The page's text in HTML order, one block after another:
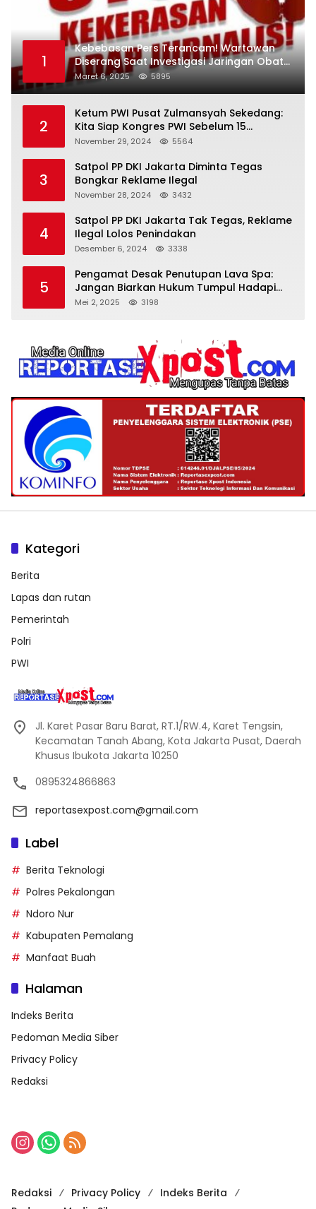
1
Kebebasan Pers Terancam! Wartawan
Diserang Saat Investigasi Jaringan Obat
Terlarang
Maret 6, 2025 5895
2
Ketum PWI Pusat Zulmansyah Sekedang:
Kita Siap Kongres PWI Sebelum 15
Desember 2024
November 29, 2024 5564
3
Satpol PP DKI Jakarta Diminta Tegas
Bongkar Reklame Ilegal
November 28, 2024 3432
4
Satpol PP DKI Jakarta Tak Tegas, Reklame
Ilegal Lolos Penindakan
Desember 6, 2024 3338
5
Pengamat Desak Penutupan Lava Spa:
Jangan Biarkan Hukum Tumpul Hadapi
‘Spa Berkedok
Mei 2, 2025 3198
Kategori
Berita
Lapas dan rutan
Pemerintah
Polri
PWI
Jl. Karet Pasar Baru Barat, RT.1/RW.4, Karet Tengsin,
Kecamatan Tanah Abang, Kota Jakarta Pusat, Daerah
Khusus Ibukota Jakarta 10250
0895324866863
reportasexpost.com@gmail.com
Label
Berita Teknologi
Polres Pekalongan
Ndoro Nur
Kabupaten Pemalang
Manfaat Buah
Halaman
Indeks Berita
Pedoman Media Siber
Privacy Policy
Redaksi
Redaksi Privacy Policy
Indeks Berita